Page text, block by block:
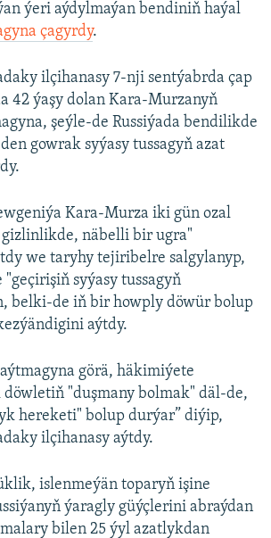
ýeri aýdylmaýan bendiniň haýal
çagyrdy.
ilçihanasy 7-nji sentýabrda çap
42 ýaşy dolan Kara-Murzanyň
şeýle-de Russiýada bendilikde
gowrak syýasy tussagyň azat
Kara-Murza iki gün ozal
gizlinlikde, näbelli bir ugra"
we taryhy tejiribelre salgylanyp,
syýasy tussagyň
belki-de iň bir howply döwür bolup
aýtdy.
görä, häkimiýete
"duşmany bolmak" däl-de,
hereketi" bolup durýar” diýip,
ilçihanasy aýtdy.
islenmeýän toparyň işine
ýaragly güýçlerini abraýdan
bilen 25 ýyl azatlykdan